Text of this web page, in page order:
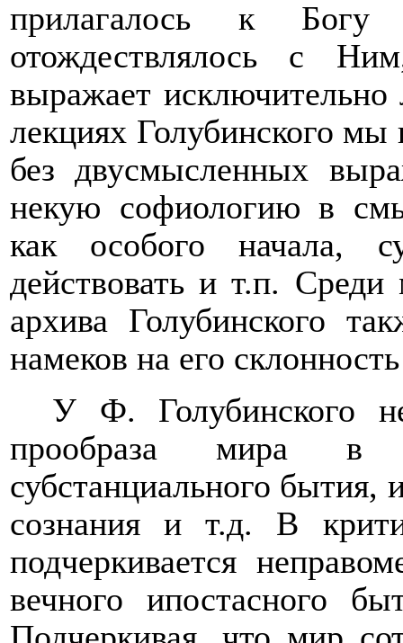
прилагалось к
отождествлялось с
выражает
лекциях Голубинского мы
без двусмысленных
некую софиологию в
как особого начала,
действовать и т.п. Среди
архива Голубинского
намеков на его
У Ф. Голубинского
прообраза мира в
субстанциального
сознания и т.д. В
подчеркивается
вечного ипостасного